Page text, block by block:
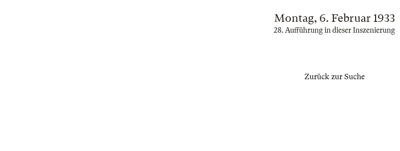
Montag, 6. Februar 1933
28. Aufführung in dieser Inszenierung
Zurück zur Suche